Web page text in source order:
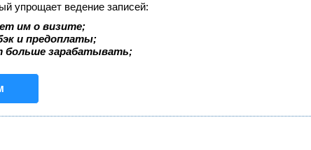
упрощает ведение записей:
им о визите;
и предоплаты;
больше зарабатывать;